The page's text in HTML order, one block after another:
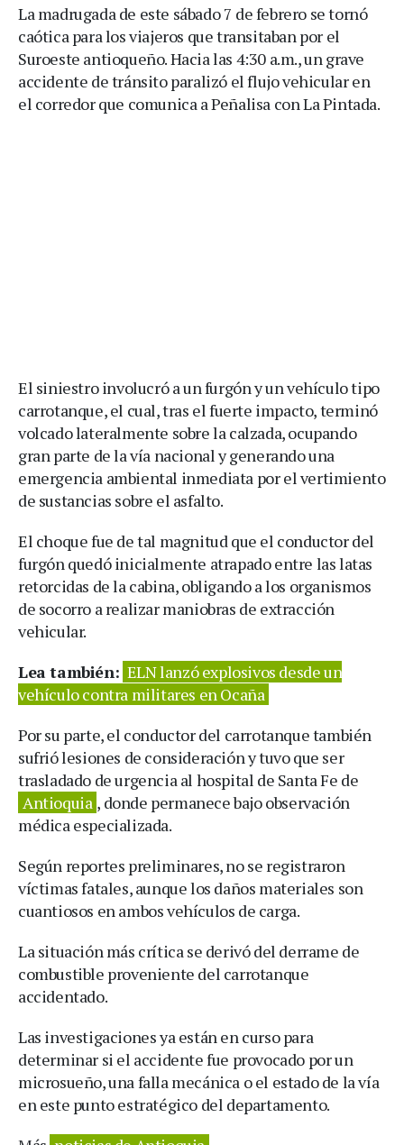
La madrugada de este sábado 7 de febrero se tornó
caótica para los viajeros que transitaban por el
Suroeste antioqueño. Hacia las 4:30 a.m., un grave
accidente de tránsito paralizó el flujo vehicular en
el corredor que comunica a Peñalisa con La Pintada.
El siniestro involucró a un furgón y un vehículo tipo
carrotanque, el cual, tras el fuerte impacto, terminó
volcado lateralmente sobre la calzada, ocupando
gran parte de la vía nacional y generando una
emergencia ambiental inmediata por el vertimiento
de sustancias sobre el asfalto.
El choque fue de tal magnitud que el conductor del
furgón quedó inicialmente atrapado entre las latas
retorcidas de la cabina, obligando a los organismos
de socorro a realizar maniobras de extracción
vehicular.
Lea también: ELN lanzó explosivos desde un
vehículo contra militares en Ocaña
Por su parte, el conductor del carrotanque también
sufrió lesiones de consideración y tuvo que ser
trasladado de urgencia al hospital de Santa Fe de
Antioquia , donde permanece bajo observación
médica especializada.
Según reportes preliminares, no se registraron
víctimas fatales, aunque los daños materiales son
cuantiosos en ambos vehículos de carga.
La situación más crítica se derivó del derrame de
combustible proveniente del carrotanque
accidentado.
Las investigaciones ya están en curso para
determinar si el accidente fue provocado por un
microsueño, una falla mecánica o el estado de la vía
en este punto estratégico del departamento.